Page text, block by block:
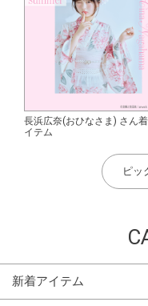
新着アイテム
長浜広奈(おひなさま) さん
イテム
ピッ